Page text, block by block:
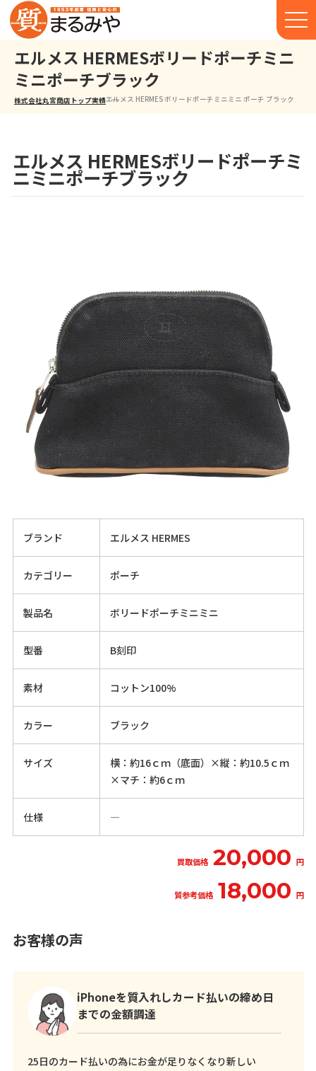
エルメス HERMESボリードポーチミニ
ミニポーチブラック
株式会社丸宮商店トップ⁩実績エルメス HERMES ボリードポーチミニミニ ポーチ ブラック
エルメス HERMESボリードポーチミ
ニミニポーチブラック
ブランド エルメス HERMES
カテゴリー ポーチ
製品名 ボリードポーチミニミニ
型番 B刻印
素材 コットン100%
カラー ブラック
サイズ
横：約16ｃｍ（底面）×縦：約10.5ｃｍ
×マチ：約6ｃｍ
仕様 ―
買取価格 20,000 円
質参考価格 18,000 円
お客様の声
iPhoneを質入れしカード払いの締め日
までの金額調達
25日のカード払いの為にお金が足りなくなり新しい